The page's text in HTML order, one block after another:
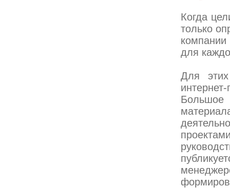
Когда
только
для
Для этих